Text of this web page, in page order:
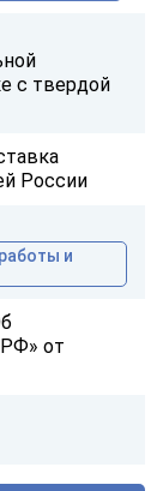
с твердой
России
и
от